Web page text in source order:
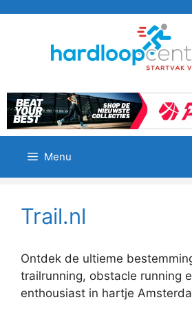
Menu
Trail.nl
Ontdek de ultieme
trailrunning, obstacle running
enthousiast in hartje